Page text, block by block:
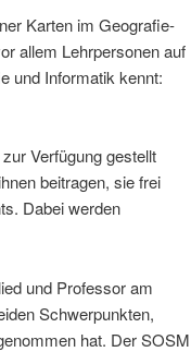
Karten im Geografie-
allem Lehrpersonen auf
und Informatik kennt:
Verfügung gestellt
beitragen, sie frei
Dabei werden
und Professor am
Schwerpunkten,
hat. Der SOSM